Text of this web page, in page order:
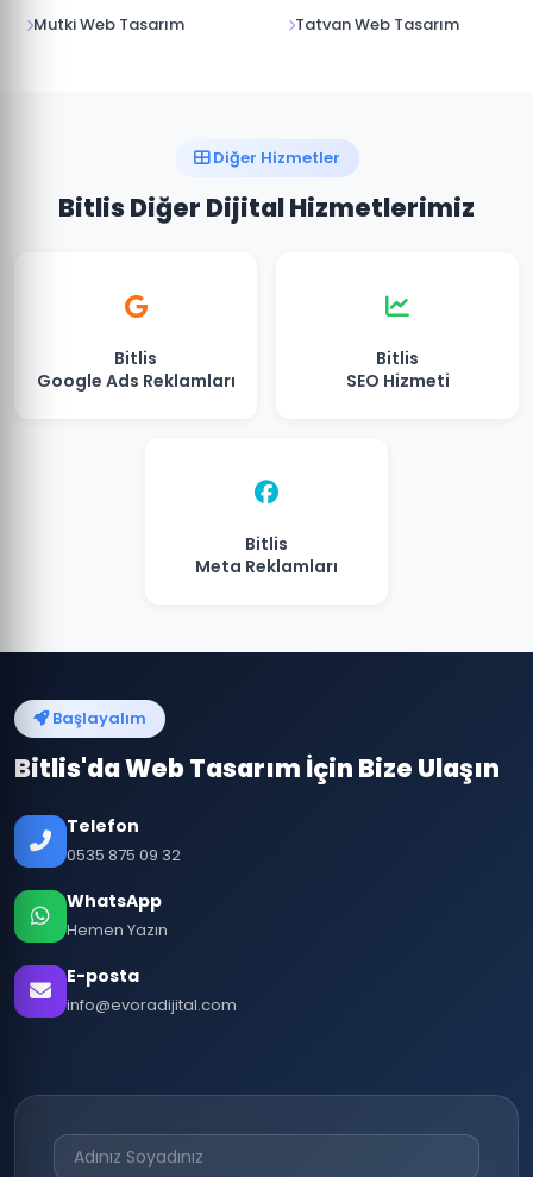
Mutki Web Tasarım Tatvan Web Tasarım
Diğer Hizmetler
Bitlis Diğer Dijital Hizmetlerimiz
Bitlis
Google Ads Reklamları
Bitlis
SEO Hizmeti
Bitlis
Meta Reklamları
Başlayalım
Bitlis'da Web Tasarım İçin Bize Ulaşın
Telefon
0535 875 09 32
WhatsApp
Hemen Yazın
E-posta
info@evoradijital.com